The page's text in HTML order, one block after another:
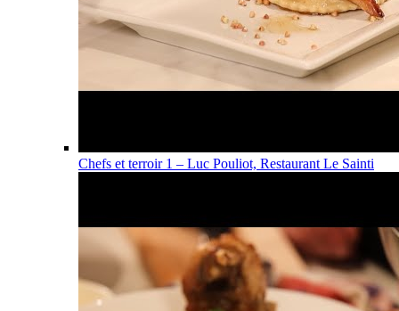
Chefs et terroir 1 – Luc Pouliot, Restaurant Le Sainti